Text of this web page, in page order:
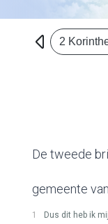
2
De tweede
gemeente
1
Dus dit heb ik